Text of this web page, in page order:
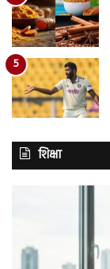
शिक्षा